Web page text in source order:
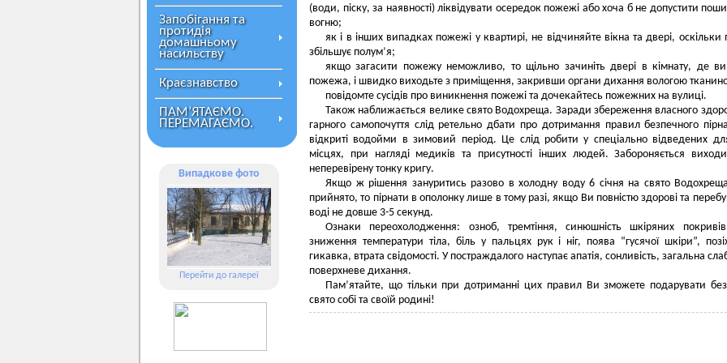
Запобігання та
протидія
домашньому
насильству
Краєзнавство
ПАМ’ЯТАЄМО.
ПЕРЕМАГАЄМО.
Випадкове фото
Перейти до галереї
(води, піску, за наявності) ліквідувати осередок пожежі або хоча б не допустити
вогню;
як і в інших випадках пожежі у квартирі, не відчиняйте вікна та двері, оскільки
збільшує полум’я;
якщо загасити пожежу неможливо, то щільно зачиніть двері в кімнату, де
пожежа, і швидко виходьте з приміщення, закривши органи дихання вологою
повідомте сусідів про виникнення пожежі та дочекайтесь пожежних на вулиці.
Також наближається велике свято Водохреща. Заради збереження власного
гарного самопочуття слід ретельно дбати про дотримання правил безпечного
відкриті водойми в зимовий період. Це слід робити у спеціально відведених
місцях, при нагляді медиків та присутності інших людей. Забороняється
неперевірену тонку кригу.
Якщо ж рішення зануритись разово в холодну воду 6 січня на свято
прийнято, то пірнати в ополонку лише в тому разі, якщо Ви повністю здорові та
воді не довше 3-5 секунд.
Ознаки переохолодження: озноб, тремтіння, синюшність шкіряних
зниження температури тіла, біль у пальцях рук і ніг, поява “гусячої шкіри”,
гикавка, втрата свідомості. У постраждалого наступає апатія, сонливість, загальна
поверхневе дихання.
Пам’ятайте, що тільки при дотриманні цих правил Ви зможете подарувати
свято собі та своїй родині!